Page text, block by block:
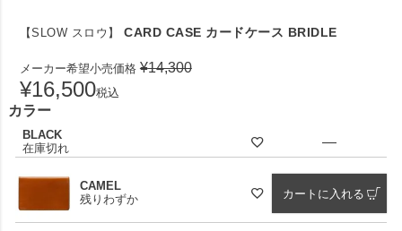
【SLOW スロウ】 CARD CASE カードケース BRIDLE
メーカー希望小売価格 ¥14,300
¥16,500税込
カラー
BLACK
在庫切れ
—
CAMEL
残りわずか
カートに入れる